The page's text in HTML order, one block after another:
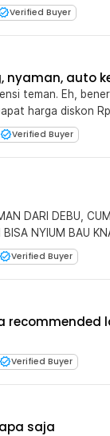
kurang kuat.
Verified Buyer
nyaman, auto
teman. Eh,
harga diskon
Verified Buyer
DARI DEBU,
BISA NYIUM BAU
Verified Buyer
recommended
Verified Buyer
saja